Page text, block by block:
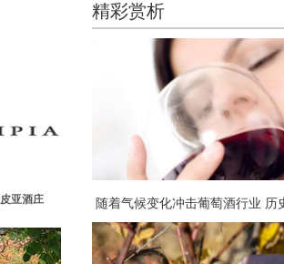
亚酒庄
精彩赏析
随着气候变化冲击葡萄酒行业 历
葡萄收成将推动葡萄酒价